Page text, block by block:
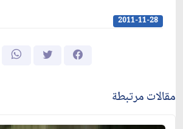
2011-11-28
مقالات مرتبطة